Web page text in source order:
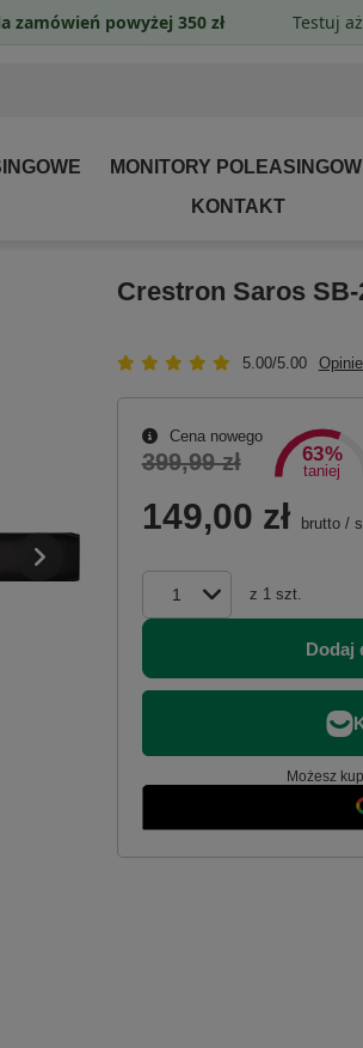
MONITORY
KONTAKT
Crestron Saros
5.00/5.00
Cena nowego
399,99 zł 63%
taniej
149,00 zł brutto/
z 1 szt.
Dodaj
Możesz
zamówień powyżej 350 zł Testuj